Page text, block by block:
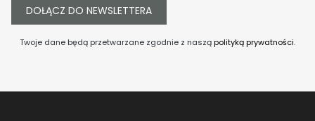
DOŁĄCZ DO NEWSLETTERA
Twoje dane będą przetwarzane zgodnie z nasząpolityką prywatności.